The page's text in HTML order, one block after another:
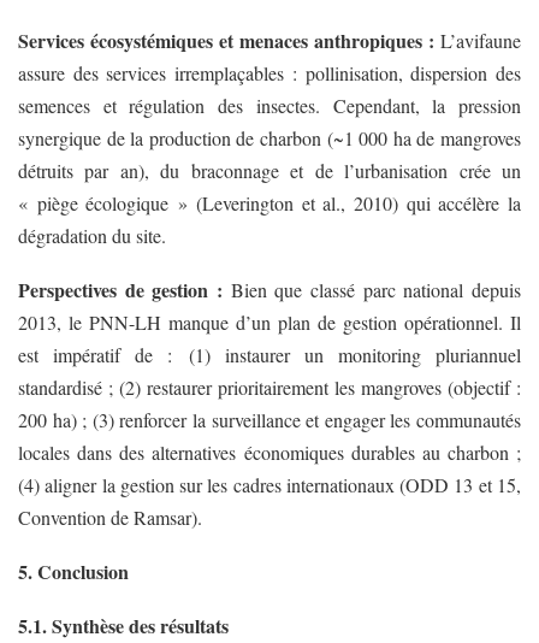
Services écosystémiques et menaces anthropiques : L’avifaune
assure des services irremplaçables : pollinisation, dispersion des
semences et régulation des insectes. Cependant, la pression
synergique de la production de charbon (~1 000 ha de mangroves
détruits par an), du braconnage et de l’urbanisation crée un
« piège écologique » (Leverington et al., 2010) qui accélère la
dégradation du site.
Perspectives de gestion : Bien que classé parc national depuis
2013, le PNN-LH manque d’un plan de gestion opérationnel. Il
est impératif de : (1) instaurer un monitoring pluriannuel
standardisé ; (2) restaurer prioritairement les mangroves (objectif :
200 ha) ; (3) renforcer la surveillance et engager les communautés
locales dans des alternatives économiques durables au charbon ;
(4) aligner la gestion sur les cadres internationaux (ODD 13 et 15,
Convention de Ramsar).
5. Conclusion
5.1. Synthèse des résultats